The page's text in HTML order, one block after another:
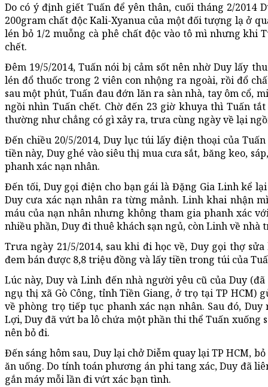
Do có ý định giết Tuấn để yên thân, cuối tháng 2/
200gram chất độc Kali-Xyanua của một đối tượng lạ ở
lén bỏ 1/2 muỗng cà phê chất độc vào tô mì nhưng khi
chết.
Đêm 19/5/2014, Tuấn nói bị cảm sốt nên nhờ Duy lấy
lén đổ thuốc trong 2 viên con nhộng ra ngoài, rồi đổ
sau một phút, Tuấn đau đớn lăn ra sàn nhà, tay ôm cổ,
ngồi nhìn Tuấn chết. Chờ đến 23 giờ khuya thì Tuấn
thường như chẳng có gì xảy ra, trưa cùng ngày về lại
Đến chiều 20/5/2014, Duy lục túi lấy điện thoại của
tiền này, Duy ghé vào siêu thị mua cưa sắt, băng keo,
phanh xác nạn nhân.
Đến tối, Duy gọi điện cho bạn gái là Đặng Gia Linh kể
Duy cưa xác nạn nhân ra từng mảnh. Linh khai nhận
máu của nạn nhân nhưng không tham gia phanh xác
nhiều phần, Duy đi thuê khách sạn ngủ, còn Linh về nhà
Trưa ngày 21/5/2014, sau khi đi học về, Duy gọi thợ
đem bán được 8,8 triệu đồng và lấy tiền trong túi của
Lúc này, Duy và Linh đến nhà người yêu cũ của Duy
ngụ thị xã Gò Công, tỉnh Tiền Giang, ở trọ tại TP HCM)
về phòng trọ tiếp tục phanh xác nạn nhân. Sau đó,
Lợi, Duy đã vứt ba lô chứa một phần thi thể Tuấn xuống
nên bỏ đi.
Đến sáng hôm sau, Duy lại chở Diễm quay lại TP HCM,
ăn uống. Do tính toán phương án phi tang xác, Duy đã
gắn máy mỗi lần đi vứt xác bạn tình.